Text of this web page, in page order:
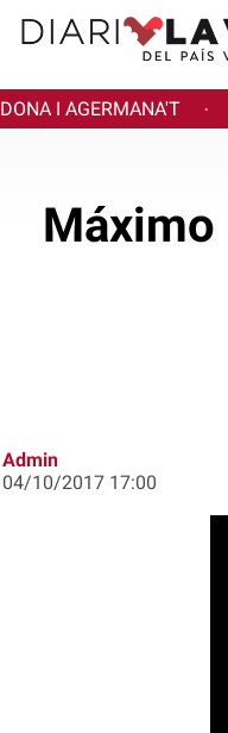
DONA I AGERMANA'T ·
Máximo
Admin
04/10/2017 17:00